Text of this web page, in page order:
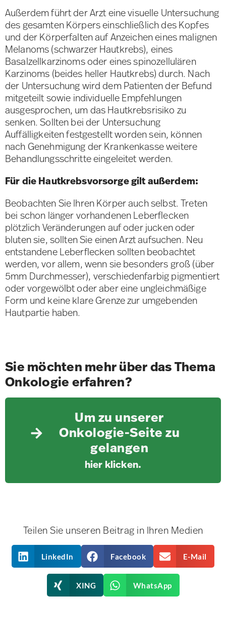
Außerdem führt der Arzt eine visuelle Untersuchung
des gesamten Körpers einschließlich des Kopfes
und der Körperfalten auf Anzeichen eines malignen
Melanoms (schwarzer Hautkrebs), eines
Basalzellkarzinoms oder eines spinozellulären
Karzinoms (beides heller Hautkrebs) durch. Nach
der Untersuchung wird dem Patienten der Befund
mitgeteilt sowie individuelle Empfehlungen
ausgesprochen, um das Hautkrebsrisiko zu
senken. Sollten bei der Untersuchung
Auffälligkeiten festgestellt worden sein, können
nach Genehmigung der Krankenkasse weitere
Behandlungsschritte eingeleitet werden.
Für die Hautkrebsvorsorge gilt außerdem:
Beobachten Sie Ihren Körper auch selbst. Treten
bei schon länger vorhandenen Leberflecken
plötzlich Veränderungen auf oder jucken oder
bluten sie, sollten Sie einen Arzt aufsuchen. Neu
entstandene Leberflecken sollten beobachtet
werden, vor allem, wenn sie besonders groß (über
5mm Durchmesser), verschiedenfarbig pigmentiert
oder vorgewölbt oder aber eine ungleichmäßige
Form und keine klare Grenze zur umgebenden
Hautpartie haben.
Sie möchten mehr über das Thema
Onkologie erfahren?
Um zu unserer
Onkologie-Seite zu
gelangen
hier klicken.
Teilen Sie unseren Beitrag in Ihren Medien
LinkedIn Facebook E-Mail
XING WhatsApp